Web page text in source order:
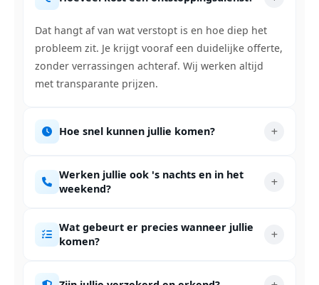
Dat hangt af van wat verstopt is en hoe diep het
probleem zit. Je krijgt vooraf een duidelijke offerte,
zonder verrassingen achteraf. Wij werken altijd
met transparante prijzen.
Hoe snel kunnen jullie komen?
Werken jullie ook 's nachts en in het
weekend?
Wat gebeurt er precies wanneer jullie
komen?